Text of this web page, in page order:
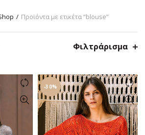
Προϊόντα με ετικέτα “blouse”
Φιλτράρισμα
-30%